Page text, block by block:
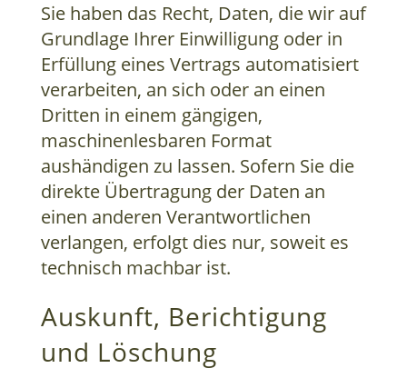
Sie haben das Recht, Daten, die wir auf
Grundlage Ihrer Einwilligung oder in
Erfüllung eines Vertrags automatisiert
verarbeiten, an sich oder an einen
Dritten in einem gängigen,
maschinenlesbaren Format
aushändigen zu lassen. Sofern Sie die
direkte Übertragung der Daten an
einen anderen Verantwortlichen
verlangen, erfolgt dies nur, soweit es
technisch machbar ist.
Auskunft, Berichtigung
und Löschung